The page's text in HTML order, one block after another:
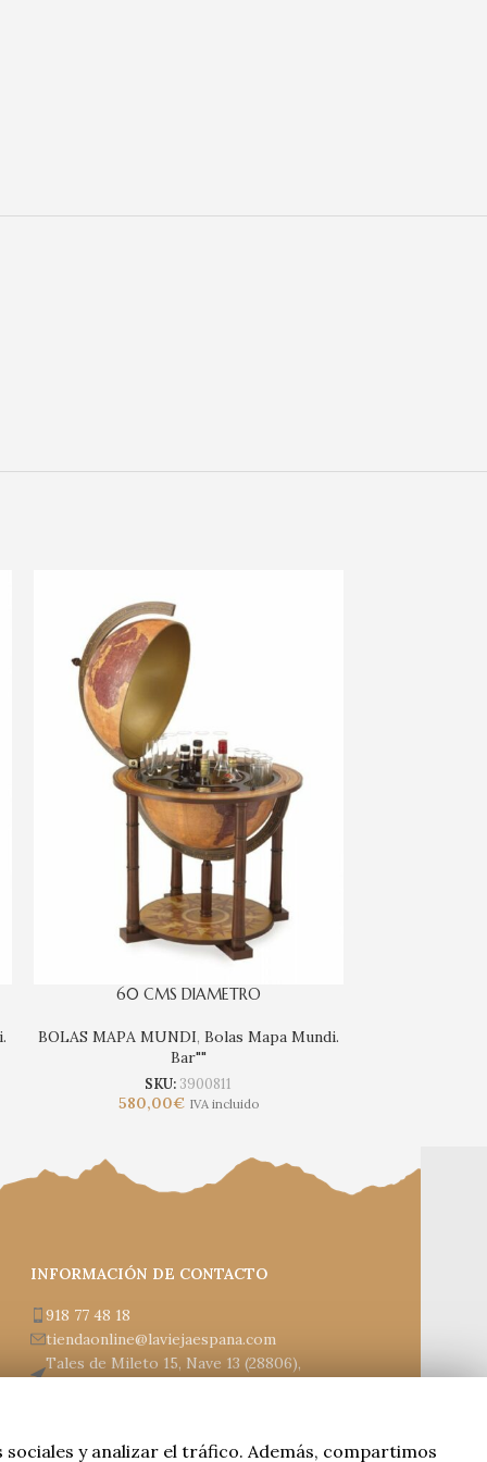
60 CMS DIAMETRO
BOLAS MAPA MUNDI, Bolas Mapa Mundi.
Bar""
SKU: 3900811
580,00€ IVA incluido
INFORMACIÓN DE CONTACTO
918 77 48 18
tiendaonline@laviejaespana.com
Tales de Mileto 15, Nave 13 (28806),
y analizar el tráfico. Además, compartimos